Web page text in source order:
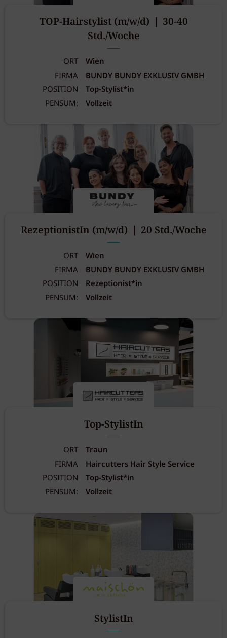
TOP-Hairstylist (m/w/d) ❘ 30-40
Std./Woche
ORT
Wien
FIRMA
BUNDY BUNDY EXKLUSIV GMBH
POSITION
Top-Stylist*in
PENSUM:
Vollzeit
RezeptionistIn (m/w/d) ❘ 20 Std./Woche
ORT
Wien
FIRMA
BUNDY BUNDY EXKLUSIV GMBH
POSITION
Rezeptionist*in
PENSUM:
Vollzeit
Top-StylistIn
ORT
Traun
FIRMA
Haircutters Hair Style Service
POSITION
Top-Stylist*in
PENSUM:
Vollzeit
StylistIn